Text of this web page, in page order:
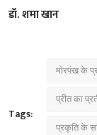
डॉ. शमा खान
Tags:
मोरपंख के
प्रीत का
प्रकृति के